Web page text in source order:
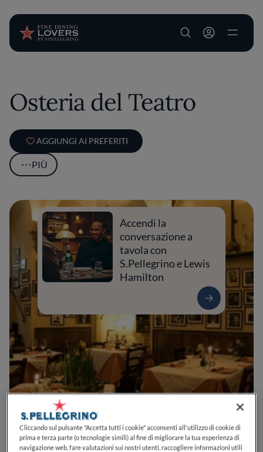
User account
Osteria del Teatro
AGGIUNGI AI PREFERITI
PIÙ
0 0 0
Accendi la
conversazione a
tavola con
S.Pellegrino e Lewis
Hamilton
Cliccando sul pulsante "Accetta tutti i cookie" acconsenti all'utilizzo di cookie di
prima e terza parte (o tecnologie simili) al fine di migliorare la tua esperienza di
navigazione web, fare valutazioni sui nostri utenti, raccogliere informazioni utili